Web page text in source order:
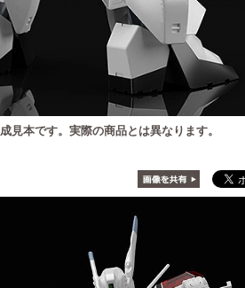
見本です。実際の商品とは異なります。